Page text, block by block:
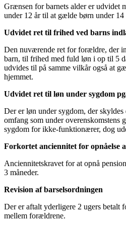
Grænsen for barnets alder er udvidet
under 12 år til at gælde børn under 14
Udvidet ret til frihed ved barns
Den nuværende ret for forældre, der
barn, til frihed med fuld løn i op til 5
udvides til på samme vilkår også at
hjemmet.
Udvidet ret til løn under sygdom
Der er løn under sygdom, der skyldes
omfang som under overenskomstens
sygdom for ikke-funktionærer, dog
Forkortet anciennitet for opnåelse
Anciennitetskravet for at opnå
3 måneder.
Revision af barselsordningen
Der er aftalt yderligere 2 ugers
mellem forældrene.